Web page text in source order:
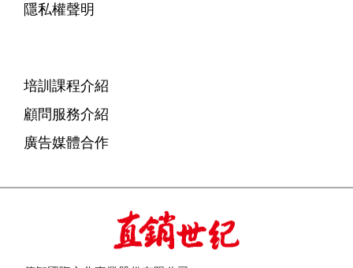
隱私權聲明
培訓課程介紹
顧問服務介紹
廣告媒體合作